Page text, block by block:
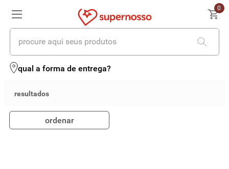
0
procure aqui seus produtos
qual a forma de entrega?
ordenar
termos mais buscados
cafe